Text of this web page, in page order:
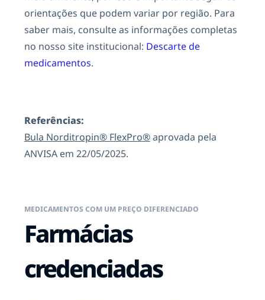
orientações que podem variar por região. Para
saber mais, consulte as informações completas
no nosso site institucional: Descarte de
medicamentos.
Referências:
Bula Norditropin® FlexPro®aprovada pela
ANVISA em 22/05/2025.
MEDICAMENTOS COM UM PREÇO DIFERENCIADO
Farmácias
credenciadas